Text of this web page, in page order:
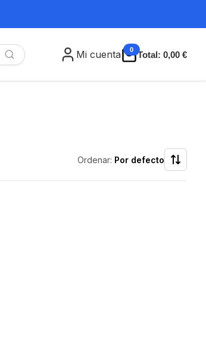
Mi cuenta 0 Total: 0,00 €
Ordenar: Por defecto